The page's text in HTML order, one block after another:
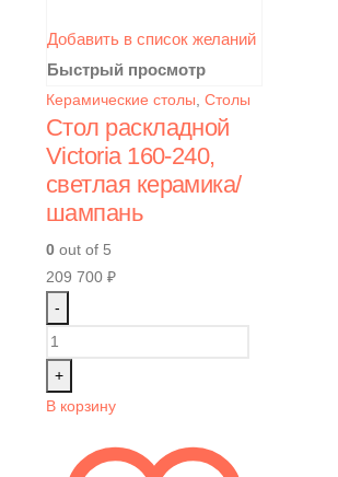
Добавить в список желаний
Быстрый просмотр
Керамические столы Столы
Стол раскладной
Victoria 160-240,
светлая керамика/
шампань
0 out of 5
209 700 ₽
-
+
В корзину